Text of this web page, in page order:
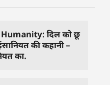
दिल को छू
की कहानी –
का.